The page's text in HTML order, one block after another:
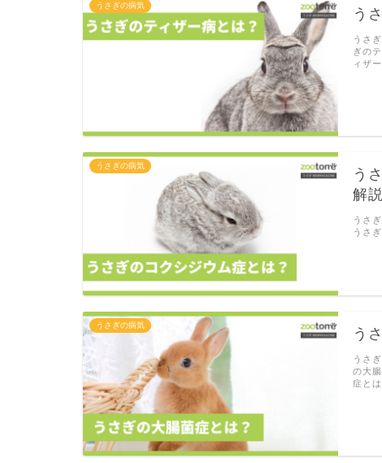
うさぎの病気
う
うさ
ぎの
ィザ
うさぎの病気
う
解説
うさ
うさ
うさぎの病気
う
うさ
の大
症と